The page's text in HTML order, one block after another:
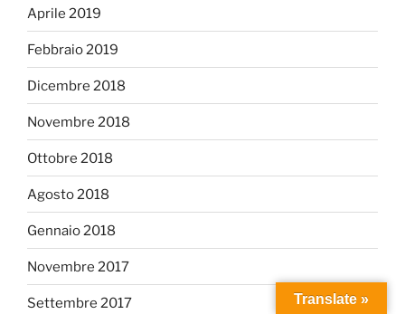
Aprile 2019
Febbraio 2019
Dicembre 2018
Novembre 2018
Ottobre 2018
Agosto 2018
Gennaio 2018
Novembre 2017
Settembre 2017 Translate »